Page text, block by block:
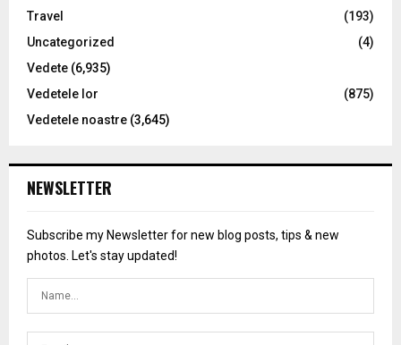
Travel
(193)
Uncategorized
(4)
Vedete (6,935)
Vedetele lor
(875)
Vedetele noastre (3,645)
NEWSLETTER
Subscribe my Newsletter for new blog posts, tips & new
photos. Let's stay updated!